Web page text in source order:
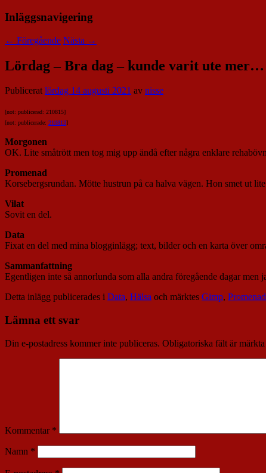
Inläggsnavigering
← Föregående Nästa →
Lördag – Bra dag – kunde varit ute mer…
Publiceratlördag 14 augusti 2021 av nisse
[not: publicerad: 210815]
[not: publicerade: 210813]
Morgonen
OK. Lite småtrött men tog mig upp ändå efter några enklare
Promenad
Korsebergsrundan. Mötte hustrun på ca halva vägen. Hon smet ut
Vilat
Sovit en del.
Data
Fixat en del med mina blogginlägg; text, bilder och en karta över
Sammanfattning
Egentligen inte så annorlunda som alla andra föregående dagar
Detta inlägg publicerades i Data, Hälsa och märktes Gimp, Promenad
Lämna ett svar
Din e-postadress kommer inte publiceras. Obligatoriska fält är märkta
Kommentar *
Namn *